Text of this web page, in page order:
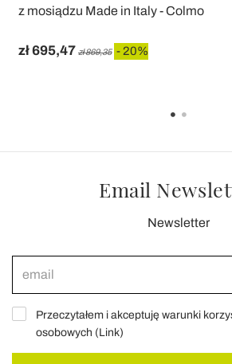
z mosiądzu Made in Italy - Colmo
zł 695,47 zł 869,35 - 20%
Email
Newsletter
Przeczytałem i akceptuję warunki
osobowych (Link)